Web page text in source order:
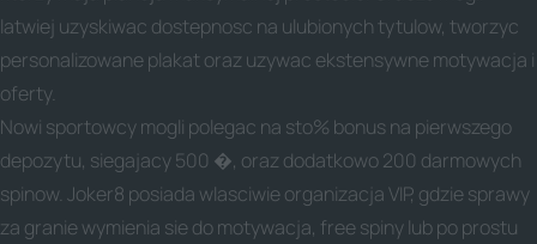
latwiej uzyskiwac dostepnosc na ulubionych tytulow, tworzyc
personalizowane plakat oraz uzywac ekstensywne motywacja i
oferty.
Nowi sportowcy mogli polegac na sto% bonus na pierwszego
depozytu, siegajacy 500 �, oraz dodatkowo 200 darmowych
spinow. Joker8 posiada wlasciwie organizacja VIP, gdzie sprawy
za granie wymienia sie do motywacja, free spiny lub po prostu